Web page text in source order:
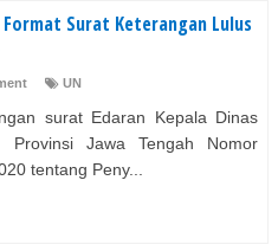
Surat Keterangan Lulus
UN
surat Edaran Kepala Dinas
Provinsi Jawa Tengah Nomor
tentang Peny...